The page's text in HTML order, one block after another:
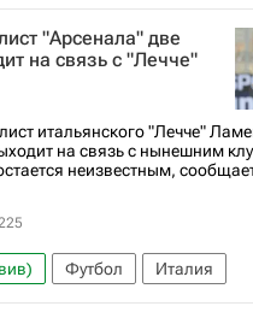
"Арсенала" две
на связь с "Лечче"
итальянского "Лечче"
на связь с нынешним
неизвестным,
Футбол
Италия
Банда
Лечче